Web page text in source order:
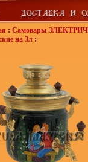
: Самовары
на 3л :